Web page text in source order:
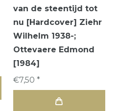
van de steentijd tot
nu [Hardcover] Ziehr
Wilhelm 1938-;
Ottevaere Edmond
[1984]
€7,50 *